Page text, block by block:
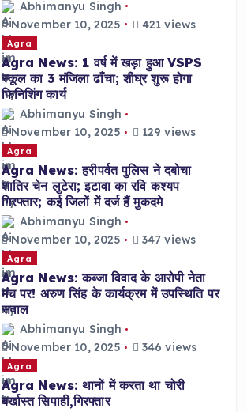
Abhimanyu Singh
November 10, 2025
421 views
Agra
Agra News: 1 वर्ष में खड़ा हुआ VSPS
स्कूल का 3 मंजिला ढाँचा; शीघ्र शुरू होगा
फिनिशिंग कार्य
Abhimanyu Singh
November 10, 2025
129 views
Agra
Agra News: हरीपर्वत पुलिस ने दबोचा
शातिर चेन लुटेरा; इटावा का रवि कश्यप
गिरफ्तार; कई जिलों में दर्ज हैं मुकदमे
Abhimanyu Singh
November 10, 2025
347 views
Agra
Agra News: कब्जा विवाद के आरोपी नेता
मंच पर! अरुण सिंह के कार्यक्रम में उपस्थिति पर
सवाल
Abhimanyu Singh
November 10, 2025
346 views
Agra
Agra News: थानों में करता था चोरी
बर्खास्त सिपाही,गिरफ्तार